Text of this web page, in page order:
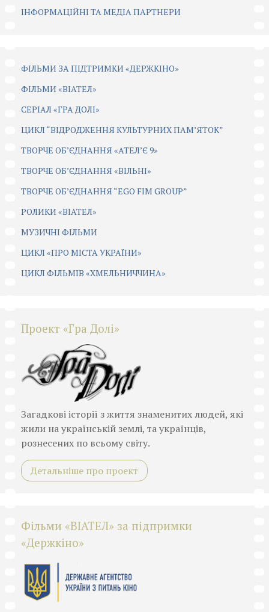
ІНФОРМАЦІЙНІ ТА МЕДІА ПАРТНЕРИ
ФІЛЬМИ ЗА ПІДТРИМКИ «ДЕРЖКІНО»
ФІЛЬМИ «ВІАТЕЛ»
СЕРІАЛ «ГРА ДОЛІ»
ЦИКЛ “ВІДРОДЖЕННЯ КУЛЬТУРНИХ ПАМ’ЯТОК”
ТВОРЧЕ ОБ’ЄДНАННЯ «АТЕЛ’Є 9»
ТВОРЧЕ ОБ’ЄДНАННЯ «ВІЛЬНІ»
ТВОРЧЕ ОБ’ЄДНАННЯ “EGO FIM GROUP”
РОЛИКИ «ВІАТЕЛ»
МУЗИЧНІ ФІЛЬМИ
ЦИКЛ «ПРО МІСТА УКРАЇНИ»
ЦИКЛ ФІЛЬМІВ «ХМЕЛЬНИЧЧИНА»
Проект «Гра Долі»
Загадкові історії з життя знаменитих людей, які
жили на українській землі, та українців,
рознесених по всьому світу.
Детальніше про проект
Фільми «ВІАТЕЛ» за підпримки
«Держкіно»